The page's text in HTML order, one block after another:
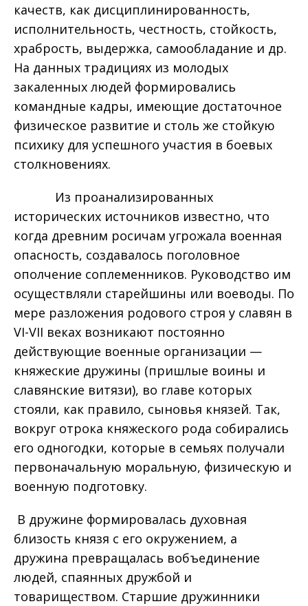
качеств, как дисциплинированность,
исполнительность, честность, стойкость,
храбрость, выдержка, самообладание и др.
На данных традициях из молодых
закаленных людей формировались
командные кадры, имеющие достаточное
физическое развитие и столь же стойкую
психику для успешного участия в боевых
столкновениях.
Из проанализированных
исторических источников известно, что
когда древним росичам угрожала военная
опасность, создавалось поголовное
ополчение соплеменников. Руководство им
осуществляли старейшины или воеводы. По
мере разложения родового строя у славян в
VI-VII веках возникают постоянно
действующие военные организации —
княжеские дружины (пришлые воины и
славянские витязи), во главе которых
стояли, как правило, сыновья князей. Так,
вокруг отрока княжеского рода собирались
его одногодки, которые в семьях получали
первоначальную моральную, физическую и
военную подготовку.
В дружине формировалась духовная
близость князя с его окружением, а
дружина превращалась вобъединение
людей, спаянных дружбой и
товариществом. Старшие дружинники